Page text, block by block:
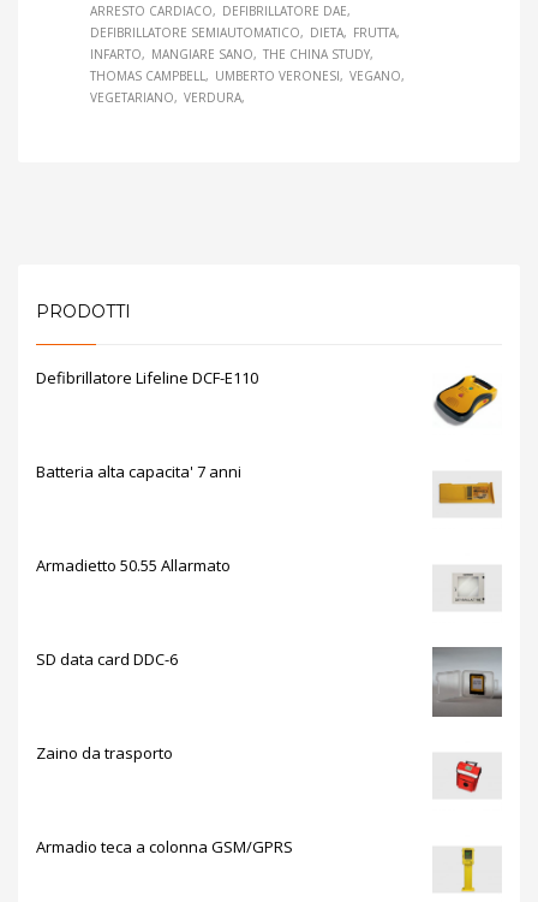
ARRESTO CARDIACO
DEFIBRILLATORE DAE
DEFIBRILLATORE SEMIAUTOMATICO
DIETA
FRUTTA
INFARTO
MANGIARE SANO
THE CHINA STUDY
THOMAS CAMPBELL
UMBERTO VERONESI
VEGANO
VEGETARIANO
VERDURA
PRODOTTI
Defibrillatore Lifeline DCF-E110
Batteria alta capacita' 7 anni
Armadietto 50.55 Allarmato
SD data card DDC-6
Zaino da trasporto
Armadio teca a colonna GSM/GPRS